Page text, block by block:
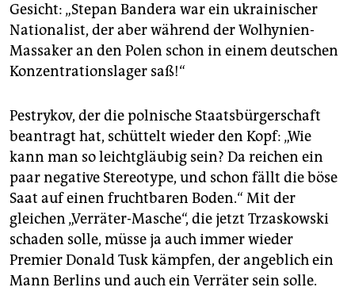
Gesicht: „Stepan Bandera war ein ukrainischer
Nationalist, der aber während der Wolhynien-
Massaker an den Polen schon in einem deutschen
Konzentrationslager saß!“
Pestrykov, der die polnische Staatsbürgerschaft
beantragt hat, schüttelt wieder den Kopf: „Wie
kann man so leichtgläubig sein? Da reichen ein
paar negative Stereotype, und schon fällt die böse
Saat auf einen fruchtbaren Boden.“ Mit der
gleichen „Verräter-Masche“, die jetzt Trzaskowski
schaden solle, müsse ja auch immer wieder
Premier Donald Tusk kämpfen, der angeblich ein
Mann Berlins und auch ein Verräter sein solle.